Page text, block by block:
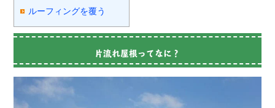
ルーフィングを覆う
片流れ屋根ってなに？